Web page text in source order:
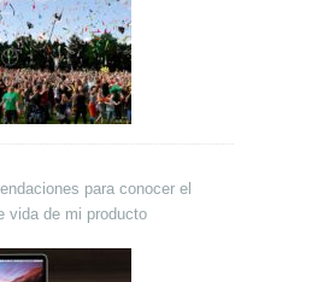
para conocer el
vida de mi producto